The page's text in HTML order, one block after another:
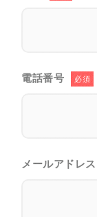
電話番号 必須
メールアドレス